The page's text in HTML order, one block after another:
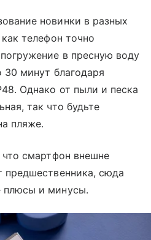
новинки в разных
телефон точно
в пресную воду
30 минут благодаря
Однако от пыли и песка
так что будьте
пляже.
смартфон внешне
предшественника, сюда
плюсы и минусы.